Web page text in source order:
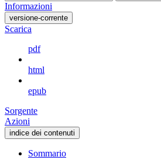
Informazioni
versione-corrente
Scarica
pdf
html
epub
Sorgente
Azioni
indice dei contenuti
Sommario